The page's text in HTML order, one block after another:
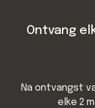
Ontvang
Na ontvangst
elke 2